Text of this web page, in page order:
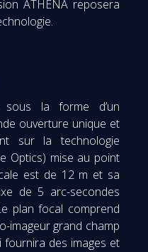
ATHENA reposera
la forme d’un
ouverture unique et
sur la technologie
Optics) mise au point
est de 12 m et sa
de 5 arc-secondes
plan focal comprend
imageur grand champ
fournira des images et